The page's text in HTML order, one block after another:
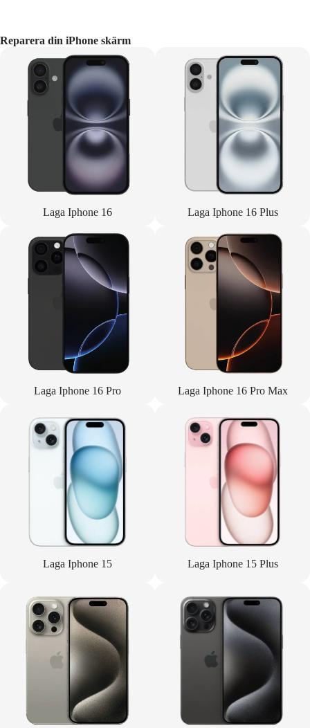
Reparera din iPhone skärm
Laga Iphone 16 Laga Iphone 16 Plus
Laga Iphone 16 Pro Laga Iphone 16 Pro Max
Laga Iphone 15 Laga Iphone 15 Plus